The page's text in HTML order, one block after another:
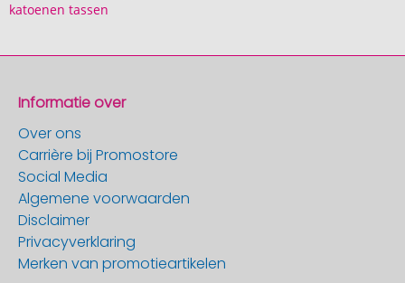
katoenen tassen
Informatie over
Over ons
Carrière bij Promostore
Social Media
Algemene voorwaarden
Disclaimer
Privacyverklaring
Merken van promotieartikelen